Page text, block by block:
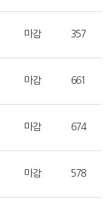
마감 357
마감 661
마감 674
마감 578